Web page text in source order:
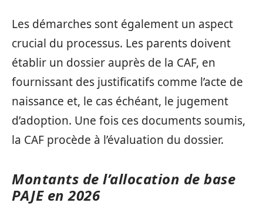
Les démarches sont également un aspect
crucial du processus. Les parents doivent
établir un dossier auprès de la CAF, en
fournissant des justificatifs comme l’acte de
naissance et, le cas échéant, le jugement
d’adoption. Une fois ces documents soumis,
la CAF procède à l’évaluation du dossier.
Montants de l’allocation de base
PAJE en 2026